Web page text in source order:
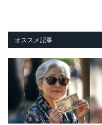
オススメ記事